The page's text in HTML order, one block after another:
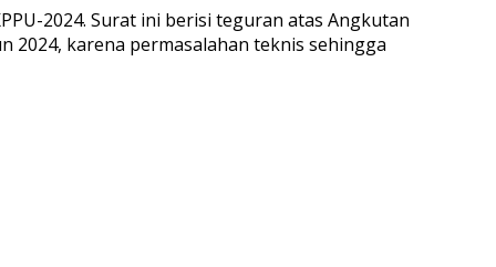
2024. Surat ini berisi teguran atas Angkutan
2024, karena permasalahan teknis sehingga